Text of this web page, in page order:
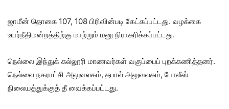
ஜாமீன் தொகை 107, 108 பிரிவின்படி கேட்கப்பட்டது. வழக்கை
உயர்நீதிமன்றத்திற்கு மாற்றும் மனு நிராகரிக்கப்பட்டது.
நெல்லை இந்துக் கல்லூரி மாணவர்கள் வகுப்பைப் புறக்கணித்தனர்.
நெல்லை நகராட்சி அலுவலகம், தபால் அலுவலகம், போலீஸ்
நிலையத்துக்குத் தீ வைக்கப்பட்டது.